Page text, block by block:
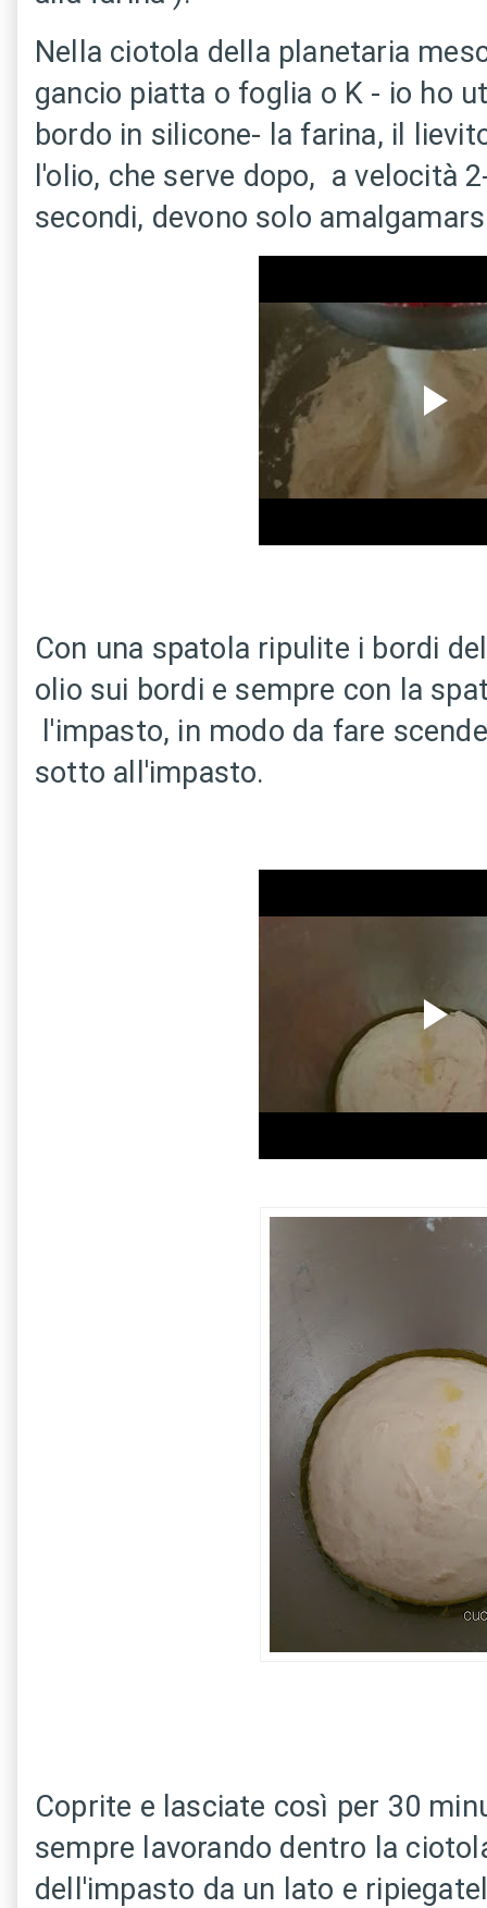
Nella ciotola della planetaria
gancio piatta o foglia o K - io ho
bordo in silicone- la farina, il
l'olio, che serve dopo, a velocità
secondi, devono solo
Con una spatola ripulite i bordi
olio sui bordi e sempre con la
l'impasto, in modo da fare
sotto all'impasto.
Coprite e lasciate così per 30
sempre lavorando dentro la
dell'impasto da un lato e